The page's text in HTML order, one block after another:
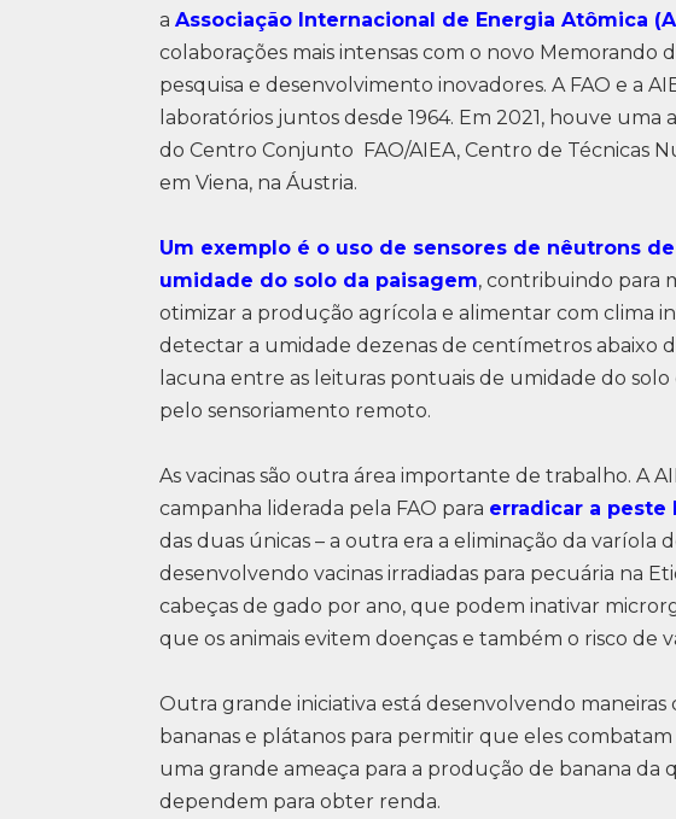
a Associação Internacional de Energia Atômica
colaborações mais intensas com o novo Memorando
pesquisa e desenvolvimento inovadores. A FAO e a
laboratórios juntos desde 1964. Em 2021, houve
do Centro Conjunto FAO/AIEA, Centro de Técnicas
em Viena, na Áustria.
Um exemplo é o uso de sensores de nêutrons
umidade do solo da paisagem, contribuindo para
otimizar a produção agrícola e alimentar com clima
detectar a umidade dezenas de centímetros abaixo
lacuna entre as leituras pontuais de umidade do
pelo sensoriamento remoto.
As vacinas são outra área importante de trabalho. A
campanha liderada pela FAO para erradicar a peste
das duas únicas – a outra era a eliminação da
desenvolvendo vacinas irradiadas para pecuária na
cabeças de gado por ano, que podem inativar
que os animais evitem doenças e também o risco de
Outra grande iniciativa está desenvolvendo
bananas e plátanos para permitir que eles combatam
uma grande ameaça para a produção de banana da
dependem para obter renda.